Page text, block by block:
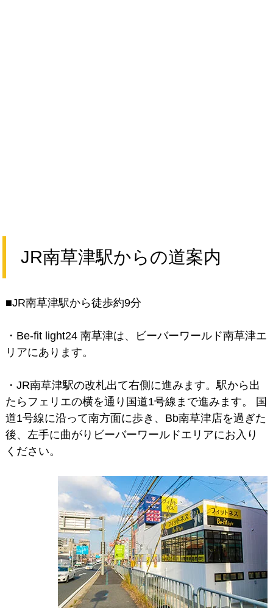
JR南草津駅からの道案内
■JR南草津駅から徒歩約9分
・Be-fit light24 南草津は、ビーバーワールド南草津エ
リアにあります。
・JR南草津駅の改札出て右側に進みます。駅から出
たらフェリエの横を通り国道1号線まで進みます。 国
道1号線に沿って南方面に歩き、Bb南草津店を過ぎた
後、左手に曲がりビーバーワールドエリアにお入り
ください。